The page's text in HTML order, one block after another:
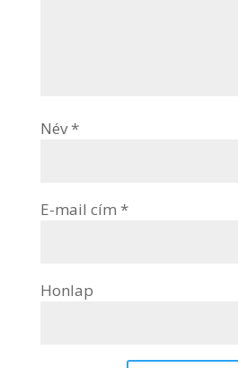
Név*
E-mail cím *
Honlap